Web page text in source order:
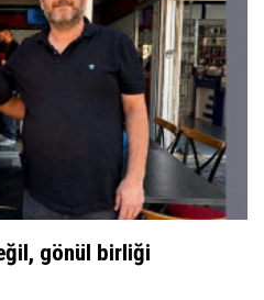
gönül birliği